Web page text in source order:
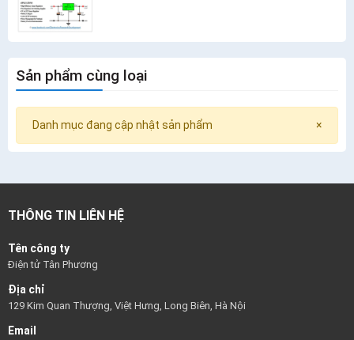
Sản phẩm cùng loại
×
Danh mục đang cập nhật sản phẩm
THÔNG TIN LIÊN HỆ
Tên công ty
Điện tử Tân Phương
Địa chỉ
129 Kim Quan Thượng, Việt Hưng, Long Biên, Hà Nội
Email